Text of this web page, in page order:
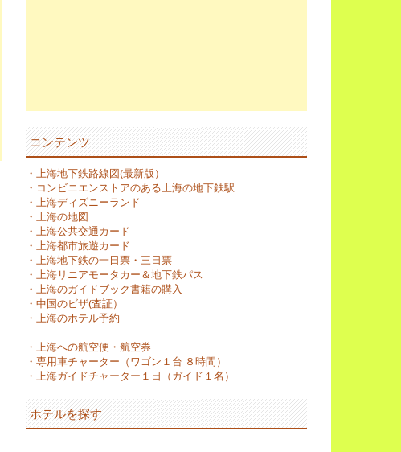
コンテンツ
・ 上海地下鉄路線図(最新版）
・ コンビニエンストアのある上海の地下鉄駅
・ 上海ディズニーランド
・ 上海の地図
・ 上海公共交通カード
・ 上海都市旅遊カード
・ 上海地下鉄の一日票・三日票
・ 上海リニアモータカー＆地下鉄パス
・ 上海のガイドブック書籍の購入
・ 中国のビザ(査証）
・ 上海のホテル予約
・ 上海への航空便・航空券
・ 専用車チャーター（ワゴン１台 ８時間）
・ 上海ガイドチャーター１日（ガイド１名）
ホテルを探す